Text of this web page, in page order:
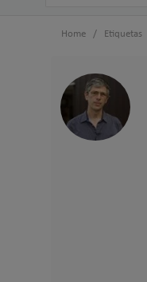
Home / Etiquetas